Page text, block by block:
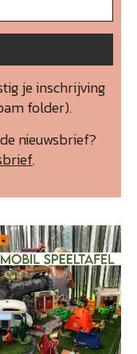
je inschrijving
folder).
nieuwsbrief?
.